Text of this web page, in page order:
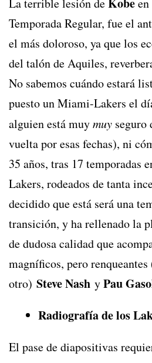
La terrible lesión de
Temporada Regular, fue el
el más doloroso, ya que los
del talón de Aquiles,
No sabemos cuándo estará
puesto un Miami-Lakers el
alguien está muymuy seguro
vuelta por esas fechas), ni
35 años, tras 17 temporadas
Lakers, rodeados de tanta
decidido que está será una
transición, y ha rellenado la
de dudosa calidad que
magníficos, pero
otro) Steve Nash yPau
Radiografía de los
El pase de diapositivas